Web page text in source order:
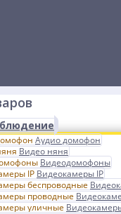
Аудио домофон
Видео няня
Видеодомофоны
Видеокамеры IP